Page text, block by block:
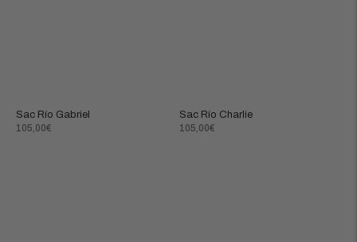
Sac Río Gabriel
Prix
105,00€
Sac Río Charlie
Prix
105,00€